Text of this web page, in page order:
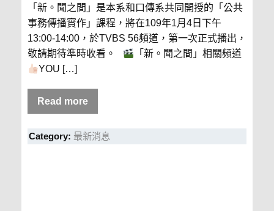
「新。聞之間」是本系和口傳系共同開授的「公共
事務傳播實作」課程，將在109年1月4日下午
13:00-14:00，於TVBS 56頻道，第一次正式播出，
敬請期待準時收看。
「新。聞之間」相關頻道
YOU […]
Read more
Category: 最新消息